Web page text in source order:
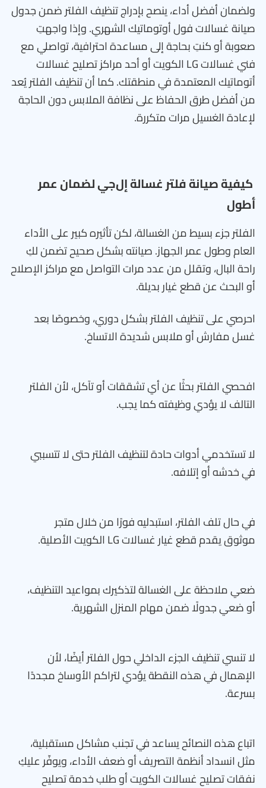
ولضمان أفضل أداء، ينصح بإدراج تنظيف الفلتر ضمن جدول
صيانة غسالات فول أوتوماتيك الشهري. وإذا واجهتِ
صعوبة أو كنتِ بحاجة إلى مساعدة احترافية، تواصلي مع
فني غسالات LG الكويت أو أحد مراكز تصليح غسالات
أتوماتيك المعتمدة في منطقتك. كما أن تنظيف الفلتر يُعد
من أفضل طرق الحفاظ على نظافة الملابس دون الحاجة
لإعادة الغسيل مرات متكررة.
كيفية صيانة فلتر غسالة إل‌جي لضمان عمر
أطول
الفلتر جزء بسيط من الغسالة، لكن تأثيره كبير على الأداء
العام وطول عمر الجهاز. صيانته بشكل صحيح تضمن لكِ
راحة البال، وتقلل من عدد مرات التواصل مع مراكز الإصلاح
أو البحث عن قطع غيار بديلة.
احرصي على تنظيف الفلتر بشكل دوري، وخصوصًا بعد
غسل مفارش أو ملابس شديدة الاتساخ.
افحصي الفلتر بحثًا عن أي تشققات أو تآكل، لأن الفلتر
التالف لا يؤدي وظيفته كما يجب.
لا تستخدمي أدوات حادة لتنظيف الفلتر حتى لا تتسببي
في خدشه أو إتلافه.
في حال تلف الفلتر، استبدليه فورًا من خلال متجر
موثوق يقدم قطع غيار غسالات LG الكويت الأصلية.
ضعي ملاحظة على الغسالة لتذكيرك بمواعيد التنظيف،
أو ضعي جدولًا ضمن مهام المنزل الشهرية.
لا تنسي تنظيف الجزء الداخلي حول الفلتر أيضًا، لأن
الإهمال في هذه النقطة يؤدي لتراكم الأوساخ مجددًا
بسرعة.
اتباع هذه النصائح يساعد في تجنب مشاكل مستقبلية،
مثل انسداد أنظمة التصريف أو ضعف الأداء، ويوفّر عليكِ
نفقات تصليح غسالات الكويت أو طلب خدمة تصليح